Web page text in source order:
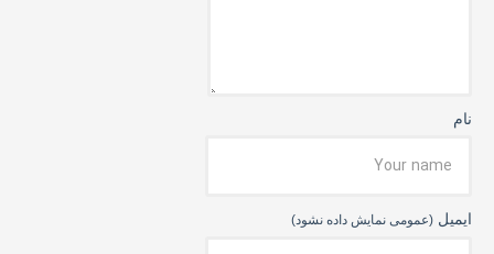
نام
ایمیل (عمومی نمایش داده نشود)